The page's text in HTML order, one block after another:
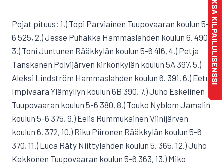
Pojat pituus: 1.) Topi Parviainen Tuupovaaran koulun 5-
6 525, 2.) Jesse Puhakka Hammaslahden koulun 6. 490,
3.) Toni Juntunen Rääkkylän koulun 5-6 416, 4.) Petja
Tanskanen Polvijärven kirkonkylän koulun 5A 397, 5.)
Aleksi Lindström Hammaslahden koulun 6. 391, 6.) Eetu
Impivaara Ylämyllyn koulun 6B 390, 7.) Juho Eskelinen
Tuupovaaran koulun 5-6 380, 8.) Touko Nyblom Jamalin
koulun 5-6 375, 9.) Eelis Rummukainen Viinijärven
koulun 6. 372, 10.) Riku Piironen Rääkkylän koulun 5-6
370, 11.) Luca Räty Niittylahden koulun 5. 365, 12.) Juho
Kekkonen Tuupovaaran koulun 5-6 363, 13.) Miko
MAKSA KILPAILULISENSSI